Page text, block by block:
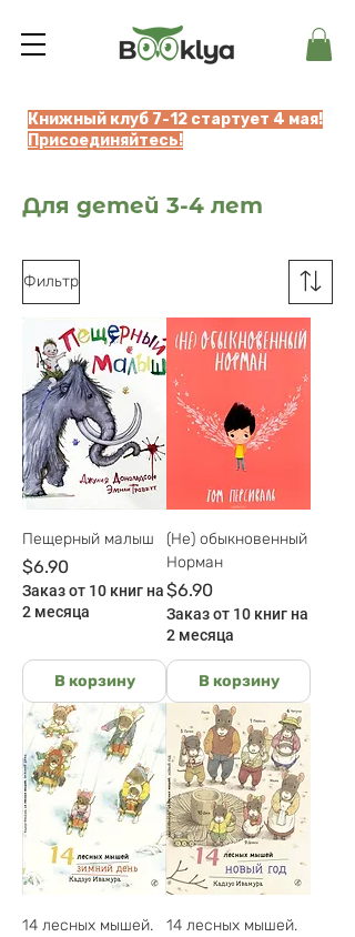
Книжный клуб 7-12 стартует 4 мая!
Присоединяйтесь!
Для детей 3-4 лет
Фильтр
Пещерный малыш
Цена
$6.90
Заказ от 10 книг на
2 месяца
В корзину
(Не) обыкновенный
Норман
Цена
$6.90
Заказ от 10 книг на
2 месяца
В корзину
14 лесных мышей.
14 лесных мышей.